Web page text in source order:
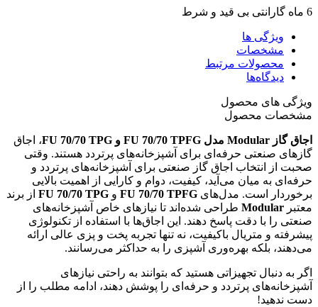
6 ماه گارانتی بی قید و شرط
ویژگی ها
مشخصات
محصولات مرتبط
دیدگاه‌ها
ویژگی های محصول
مشخصات محصول
اجاق گاز Modular مدل FU 70/70 TPFG و FU 70/70 TPG
، اجاق
گازهای صنعتی حرفه‌ای برای آشپزخانه‌های پرتردد هستند. وقتی
صحبت از انتخاب اجاق گاز صنعتی برای آشپزخانه‌های پرتردد و
حرفه‌ای به میان می‌آید، کیفیت، دوام و کارایی از اهمیت بالایی
برخوردار است. مدل‌های FU 70/70 TPFG و FU 70/70 TPG از برند
معتبر Modular طراحی شده‌اند تا نیازهای خاص آشپزخانه‌های
صنعتی را با دقت پاسخ دهند. این اجاق‌ها با استفاده از تکنولوژی
پیشرفته و متریال باکیفیت، نه تنها تجربه پخت و پزی عالی ارائه
می‌دهند، بلکه بهره‌وری آشپزی را به حداکثر می‌رسانند.
اگر به دنبال تجهیزاتی هستید که بتوانند به راحتی نیازهای
آشپزخانه‌های پرتردد و حرفه‌ای را پوشش دهند، ادامه مطلب را از
دست ندهید!